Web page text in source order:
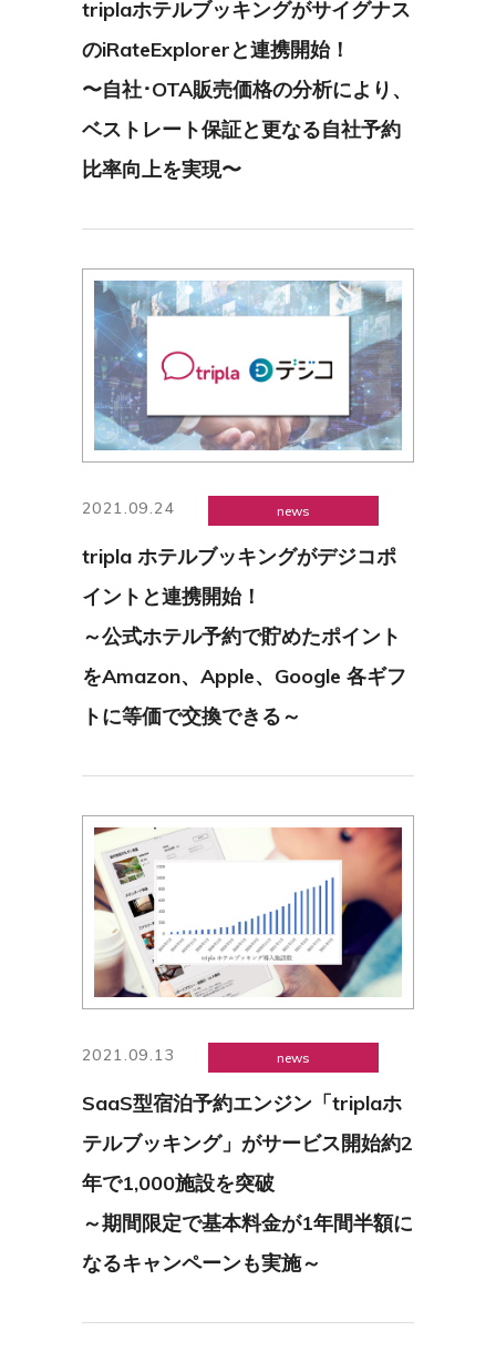
triplaホテルブッキングがサイグナス
のiRateExplorerと連携開始！
〜自社･OTA販売価格の分析により、
ベストレート保証と更なる自社予約
比率向上を実現〜
2021.09.24 news
tripla ホテルブッキングがデジコポ
イントと連携開始！
～公式ホテル予約で貯めたポイント
をAmazon、Apple、Google 各ギフ
トに等価で交換できる～
2021.09.13 news
SaaS型宿泊予約エンジン「triplaホ
テルブッキング」がサービス開始約2
年で1,000施設を突破
～期間限定で基本料金が1年間半額に
なるキャンペーンも実施～